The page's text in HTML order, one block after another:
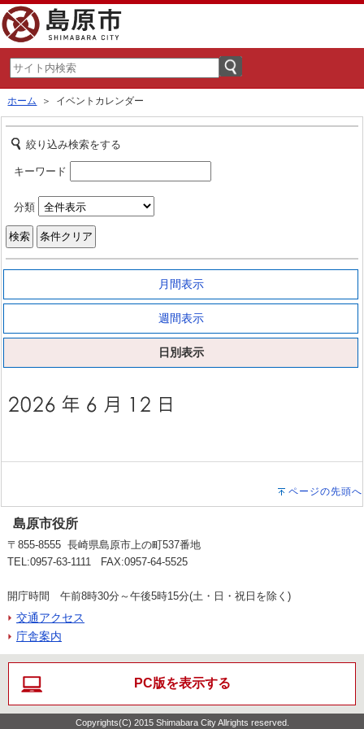
ホーム ＞ イベントカレンダー
絞り込み検索をする
キーワード
分類
月間表示
週間表示
日別表示
ページの先頭へ
島原市役所
〒855-8555 長崎県島原市上の町537番地
TEL:0957-63-1111 FAX:0957-64-5525
開庁時間 午前8時30分～午後5時15分(土・日・祝日を除く)
交通アクセス
庁舎案内
PC版を表示する
Copyrights(C) 2015 Shimabara City Allrights reserved.